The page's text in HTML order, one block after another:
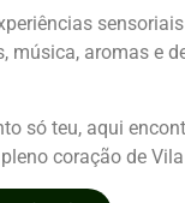
música, aromas e
só teu, aqui
coração de